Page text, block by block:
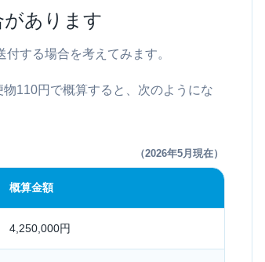
あります
する場合を考えてみます。
110円で概算すると、次のようにな
（2026年5月現在）
概算金額
4,250,000円